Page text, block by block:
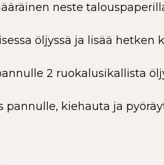
neste
öljyssä ja lisää
2 ruokalusikallista
pannulle, kiehauta ja